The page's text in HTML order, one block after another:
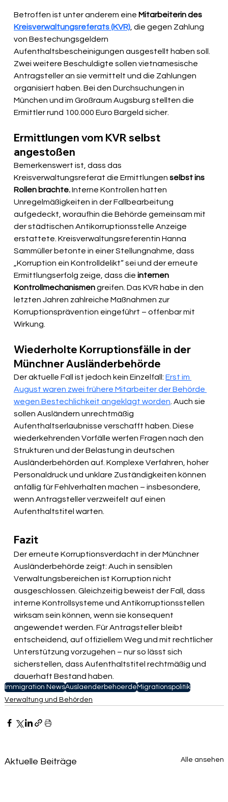
Betroffen ist unter anderem eine Mitarbeiterin des
Kreisverwaltungsreferats (KVR) , die gegen Zahlung
von Bestechungsgeldern
Aufenthaltsbescheinigungen ausgestellt haben soll.
Zwei weitere Beschuldigte sollen vietnamesische
Antragsteller an sie vermittelt und die Zahlungen
organisiert haben. Bei den Durchsuchungen in
München und im Großraum Augsburg stellten die
Ermittler rund 100.000 Euro Bargeld sicher.
Ermittlungen vom KVR selbst
angestoßen
Bemerkenswert ist, dass das
Kreisverwaltungsreferat die Ermittlungen selbst ins
Rollen brachte. Interne Kontrollen hatten
Unregelmäßigkeiten in der Fallbearbeitung
aufgedeckt, woraufhin die Behörde gemeinsam mit
der städtischen Antikorruptionsstelle Anzeige
erstattete. Kreisverwaltungsreferentin Hanna
Sammüller betonte in einer Stellungnahme, dass
„Korruption ein Kontrolldelikt“ sei und der erneute
Ermittlungserfolg zeige, dass die internen
Kontrollmechanismen greifen. Das KVR habe in den
letzten Jahren zahlreiche Maßnahmen zur
Korruptionsprävention eingeführt – offenbar mit
Wirkung.
Wiederholte Korruptionsfälle in der
Münchner Ausländerbehörde
Der aktuelle Fall ist jedoch kein Einzelfall: Erst im
August waren zwei frühere Mitarbeiter der Behörde
wegen Bestechlichkeit angeklagt worden . Auch sie
sollen Ausländern unrechtmäßig
Aufenthaltserlaubnisse verschafft haben. Diese
wiederkehrenden Vorfälle werfen Fragen nach den
Strukturen und der Belastung in deutschen
Ausländerbehörden auf. Komplexe Verfahren, hoher
Personaldruck und unklare Zuständigkeiten können
anfällig für Fehlverhalten machen – insbesondere,
wenn Antragsteller verzweifelt auf einen
Aufenthaltstitel warten.
Fazit
Der erneute Korruptionsverdacht in der Münchner
Ausländerbehörde zeigt: Auch in sensiblen
Verwaltungsbereichen ist Korruption nicht
ausgeschlossen. Gleichzeitig beweist der Fall, dass
interne Kontrollsysteme und Antikorruptionsstellen
wirksam sein können, wenn sie konsequent
angewendet werden. Für Antragsteller bleibt
entscheidend, auf offiziellem Weg und mit rechtlicher
Unterstützung vorzugehen – nur so lässt sich
sicherstellen, dass Aufenthaltstitel rechtmäßig und
dauerhaft Bestand haben.
Immigration NewsAuslaenderbehoerde Migrationspolitik
Verwaltung und Behörden
Aktuelle Beiträge Alle ansehen